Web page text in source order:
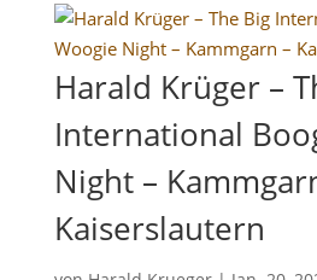
Harald Krüger –
International
Night –
Kaiserslautern